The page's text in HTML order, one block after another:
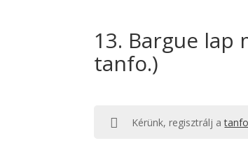
13. Bargue lap
tanfo.)
Kérünk, regisztrálj a